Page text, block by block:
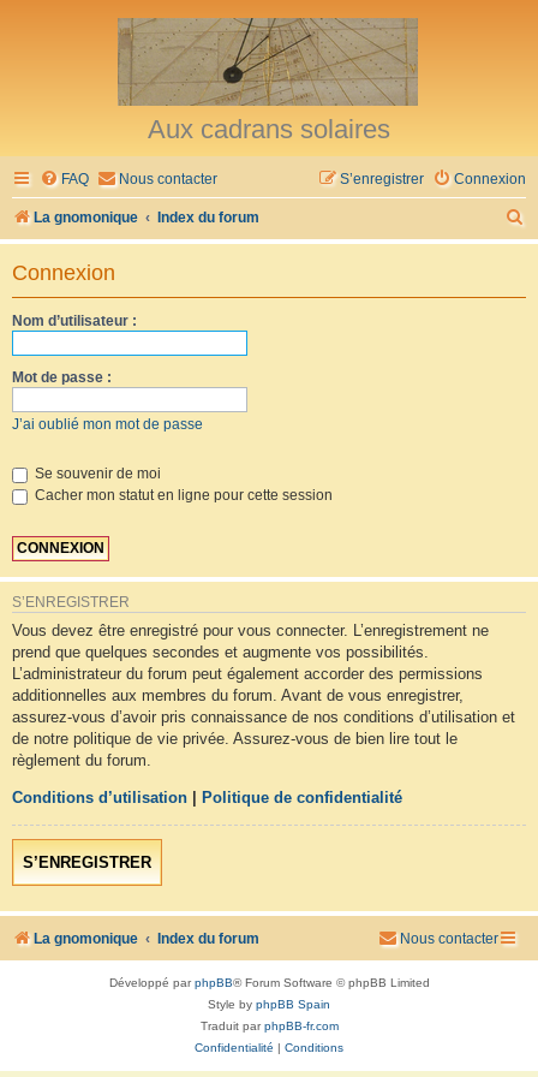
Aux cadrans solaires
FAQ Nous contacter Connexion
S’enregistrer
La gnomonique Index du forum
e
Connexion
Nom d’utilisateur :
Mot de passe :
J’ai oublié mon mot de passe
Se souvenir de moi
Cacher mon statut en ligne pour cette session
S’ENREGISTRER
Vous devez être enregistré pour vous connecter. L’enregistrement ne
prend que quelques secondes et augmente vos possibilités.
L’administrateur du forum peut également accorder des permissions
additionnelles aux membres du forum. Avant de vous enregistrer,
assurez-vous d’avoir pris connaissance de nos conditions d’utilisation et
de notre politique de vie privée. Assurez-vous de bien lire tout le
règlement du forum.
Conditions d’utilisation Politique de confidentialité
S’ENREGISTRER
La gnomonique Index du forum Nous contacter
Développé parphpBB® Forum Software © phpBB Limited
Style by phpBB Spain
Traduit parphpBB-fr.com
Confidentialité
Conditions